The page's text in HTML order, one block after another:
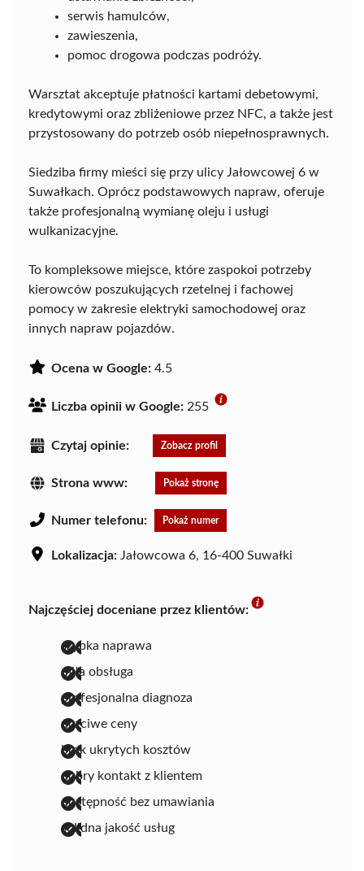
serwis hamulców,
zawieszenia,
pomoc drogowa podczas podróży.
Warsztat akceptuje płatności kartami debetowymi,
kredytowymi oraz zbliżeniowe przez NFC, a także jest
przystosowany do potrzeb osób niepełnosprawnych.
Siedziba firmy mieści się przy ulicy Jałowcowej 6 w
Suwałkach. Oprócz podstawowych napraw, oferuje
także profesjonalną wymianę oleju i usługi
wulkanizacyjne.
To kompleksowe miejsce, które zaspokoi potrzeby
kierowców poszukujących rzetelnej i fachowej
pomocy w zakresie elektryki samochodowej oraz
innych napraw pojazdów.
Ocena w Google: 4.5
Liczba opinii w Google: 255
Czytaj opinie: Zobacz profil
Strona www: Pokaż stronę
Numer telefonu: Pokaż numer
Lokalizacja: Jałowcowa 6, 16-400 Suwałki
Najczęściej doceniane przez klientów:
szybka naprawa
miła obsługa
profesjonalna diagnoza
uczciwe ceny
brak ukrytych kosztów
dobry kontakt z klientem
dostępność bez umawiania
solidna jakość usług